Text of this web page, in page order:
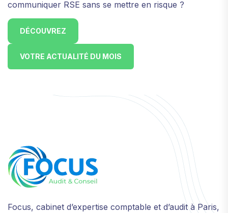
communiquer RSE sans se mettre en risque ?
DÉCOUVREZ
VOTRE ACTUALITÉ DU MOIS
Focus, cabinet d’expertise comptable et d’audit à Paris,